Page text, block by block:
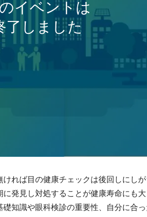
れば目の健康チェックは後回しにし
に発見し対処することが健康寿命に
知識や眼科検診の重要性、自分に合